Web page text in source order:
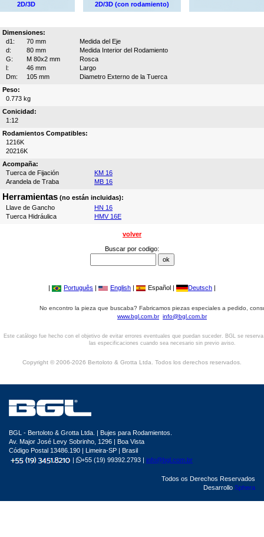
2D/3D
2D/3D (con rodamiento)
Dimensiones:
d1:
70 mm
Medida del Eje
d:
80 mm
Medida Interior del Rodamiento
G:
M 80x2 mm
Rosca
l:
46 mm
Largo
Dm:
105 mm
Diametro Externo de la Tuerca
Peso:
0.773 kg
Conicidad:
1:12
Rodamientos Compatibles:
1216K
20216K
Acompaña:
Tuerca de Fijación
KM 16
Arandela de Traba
MB 16
Herramientas (no están incluidas):
Llave de Gancho
HN 16
Tuerca Hidráulica
HMV 16E
volver
Buscar por codigo:
| Português | English | Español | Deutsch |
No encontro la pieza que buscaba? Fabricamos piezas especiales a pedido,
www.bgl.com.br info@bgl.com.br
Este catálogo fue hecho con el objetivo de evitar errores eventuales que puedan suceder. BGL se
las especificaciones cuando sea necesario sin previo aviso.
Copyright © 2006-2026 Bertoloto & Grotta Ltda. Todos los derechos reservados.
BGL - Bertoloto & Grotta Ltda. | Bujes para Rodamientos.
Av. Major José Levy Sobrinho, 1296 | Boa Vista
Código Postal 13486.190 | Limeira-SP | Brasil
|
+55 (19) 99392.2793 | info@bgl.com.br
Todos os Derechos Reservados
Desarrollo Sphera